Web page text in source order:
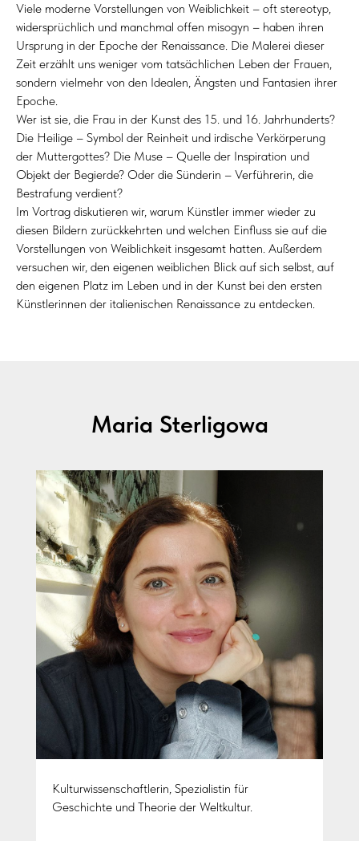
Viele moderne Vorstellungen von Weiblichkeit – oft stereotyp,
widersprüchlich und manchmal offen misogyn – haben ihren
Ursprung in der Epoche der Renaissance. Die Malerei dieser
Zeit erzählt uns weniger vom tatsächlichen Leben der Frauen,
sondern vielmehr von den Idealen, Ängsten und Fantasien ihrer
Epoche.
Wer ist sie, die Frau in der Kunst des 15. und 16. Jahrhunderts?
Die Heilige – Symbol der Reinheit und irdische Verkörperung
der Muttergottes? Die Muse – Quelle der Inspiration und
Objekt der Begierde? Oder die Sünderin – Verführerin, die
Bestrafung verdient?
Im Vortrag diskutieren wir, warum Künstler immer wieder zu
diesen Bildern zurückkehrten und welchen Einfluss sie auf die
Vorstellungen von Weiblichkeit insgesamt hatten. Außerdem
versuchen wir, den eigenen weiblichen Blick auf sich selbst, auf
den eigenen Platz im Leben und in der Kunst bei den ersten
Künstlerinnen der italienischen Renaissance zu entdecken.
Maria Sterligowa
Kulturwissenschaftlerin, Spezialistin für
Geschichte und Theorie der Weltkultur.